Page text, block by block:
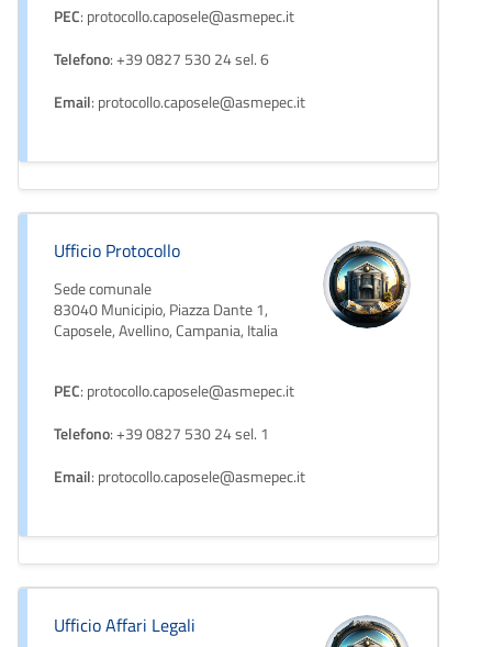
PEC: protocollo.caposele@asmepec.it
Telefono: +39 0827 530 24 sel. 6
Email: protocollo.caposele@asmepec.it
Ufficio Protocollo
Sede comunale
83040 Municipio, Piazza Dante 1,
Caposele, Avellino, Campania, Italia
PEC: protocollo.caposele@asmepec.it
Telefono: +39 0827 530 24 sel. 1
Email: protocollo.caposele@asmepec.it
Ufficio Affari Legali